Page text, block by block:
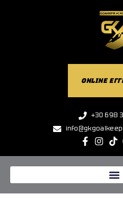
ONLINE
+30 698